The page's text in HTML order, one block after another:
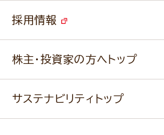
ベジカフェブランドサイト
業務用商品のお問合せ
経営理念・経営方針・行動規範・行動指針
採用情報
株主・投資家の方へトップ
サステナビリティトップ